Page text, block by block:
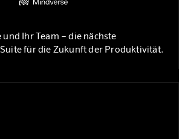
Ihr Team – die nächste
für die Zukunft der Produktivität.